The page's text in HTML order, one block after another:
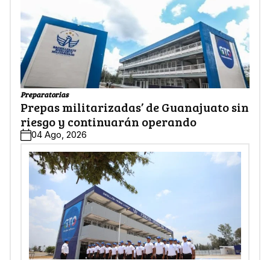
Preparatorias
Prepas militarizadas’ de Guanajuato sin
riesgo y continuarán operando
04 Ago, 2026